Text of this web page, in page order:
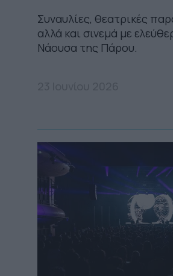
Συναυλίες, θεατρικές
αλλά και σινεμά με ελεύθερη
Νάουσα της Πάρου.